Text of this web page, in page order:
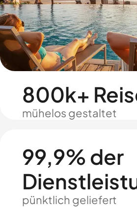
800k+
mühelos gestaltet
99,9% der
pünktlich geliefert